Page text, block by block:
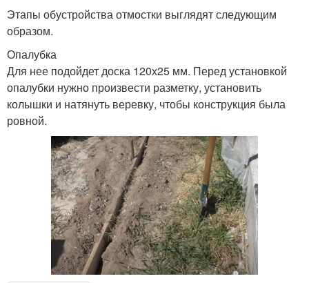
Этапы обустройства отмостки выглядят следующим
образом.
Опалубка
Для нее подойдет доска 120х25 мм. Перед установкой
опалубки нужно произвести разметку, установить
колышки и натянуть веревку, чтобы конструкция была
ровной.